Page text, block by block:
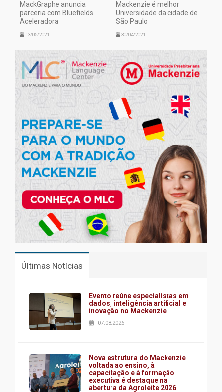
MackGraphe anuncia
parceria com Bluefields
Aceleradora
13/05/2021
Mackenzie é melhor
Universidade da cidade de
São Paulo
30/04/2021
Últimas Notícias
Evento reúne especialistas em
dados, inteligência artificial e
inovação no Mackenzie
07.08.2026
Nova estrutura do Mackenzie
voltada ao ensino, à
capacitação e à formação
executiva é destaque na
abertura da Agroleite 2026